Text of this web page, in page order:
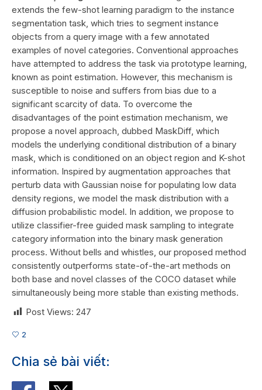
extends the few-shot learning paradigm to the instance
segmentation task, which tries to segment instance
objects from a query image with a few annotated
examples of novel categories. Conventional approaches
have attempted to address the task via prototype learning,
known as point estimation. However, this mechanism is
susceptible to noise and suffers from bias due to a
significant scarcity of data. To overcome the
disadvantages of the point estimation mechanism, we
propose a novel approach, dubbed MaskDiff, which
models the underlying conditional distribution of a binary
mask, which is conditioned on an object region and K-shot
information. Inspired by augmentation approaches that
perturb data with Gaussian noise for populating low data
density regions, we model the mask distribution with a
diffusion probabilistic model. In addition, we propose to
utilize classifier-free guided mask sampling to integrate
category information into the binary mask generation
process. Without bells and whistles, our proposed method
consistently outperforms state-of-the-art methods on
both base and novel classes of the COCO dataset while
simultaneously being more stable than existing methods.
Post Views: 247
2
Chia sẻ bài viết: